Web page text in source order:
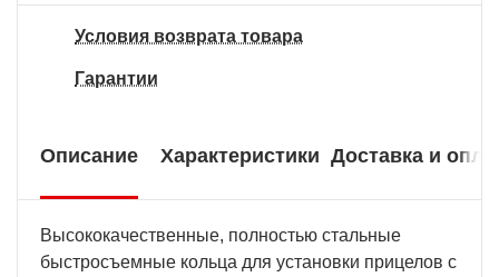
Условия возврата товара
Гарантии
Описание Характеристики Доставка и
Высококачественные, полностью стальные
быстросъемные кольца для установки прицелов с